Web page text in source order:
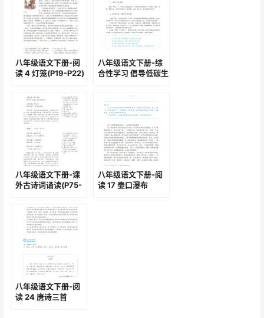
八年级语文下册-阅
读 4 灯笼(P19-P22)
八年级语文下册-综
合性学习 倡导低碳生
八年级语文下册-课
外古诗词诵读(P75-
八年级语文下册-阅
读 17 壶口瀑布
八年级语文下册-阅
读 24 唐诗三首